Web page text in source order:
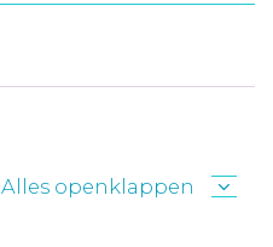
Alles openklappen